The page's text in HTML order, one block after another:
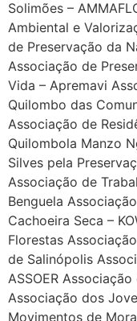
Solimões –
Ambiental e
de Preservação da
Associação de
Vida – Apremavi
Quilombo das
Associação de
Quilombola Manzo
Silves pela
Associação de
Benguela
Cachoeira Seca –
Florestas
de Salinópolis
ASSOER
Associação dos
Movimentos de